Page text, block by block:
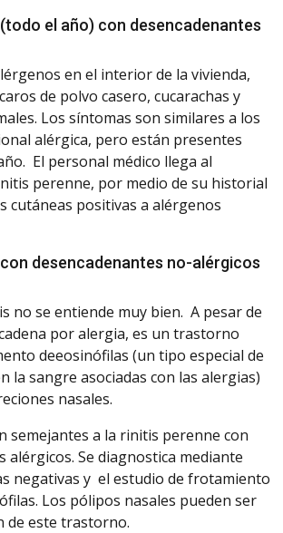
el año) con desencadenantes
en el interior de la vivienda,
de polvo casero, cucarachas y
Los síntomas son similares a los
alérgica, pero están presentes
El personal médico llega al
perenne, por medio de su historial
cutáneas positivas a alérgenos
desencadenantes no-alérgicos
no se entiende muy bien. A pesar de
por alergia, es un trastorno
deeosinófilas (un tipo especial de
la sangre asociadas con las alergias)
nasales.
semejantes a la rinitis perenne con
alérgicos. Se diagnostica mediante
negativas y el estudio de frotamiento
. Los pólipos nasales pueden ser
de este trastorno.